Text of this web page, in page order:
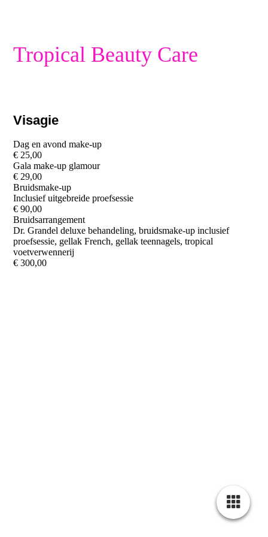
Tropical Beauty Care
Visagie
Dag en avond make-up
€ 25,00
Gala make-up glamour
€ 29,00
Bruidsmake-up
Inclusief uitgebreide proefsessie
€ 90,00
Bruidsarrangement
Dr. Grandel deluxe behandeling, bruidsmake-up inclusief
proefsessie, gellak French, gellak teennagels, tropical
voetverwennerij
€ 300,00